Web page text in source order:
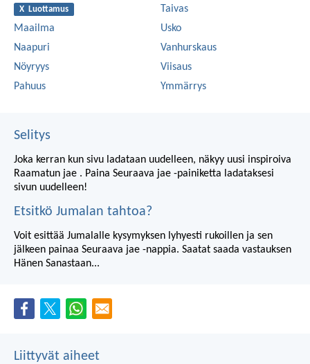
X Luottamus
Maailma
Naapuri
Nöyryys
Pahuus
Taivas
Usko
Vanhurskaus
Viisaus
Ymmärrys
Selitys
Joka kerran kun sivu ladataan uudelleen, näkyy uusi inspiroiva
Raamatun jae . Paina Seuraava jae -painiketta ladataksesi
sivun uudelleen!
Etsitkö Jumalan tahtoa?
Voit esittää Jumalalle kysymyksen lyhyesti rukoillen ja sen
jälkeen painaa Seuraava jae -nappia. Saatat saada vastauksen
Hänen Sanastaan...
Liittyvät aiheet